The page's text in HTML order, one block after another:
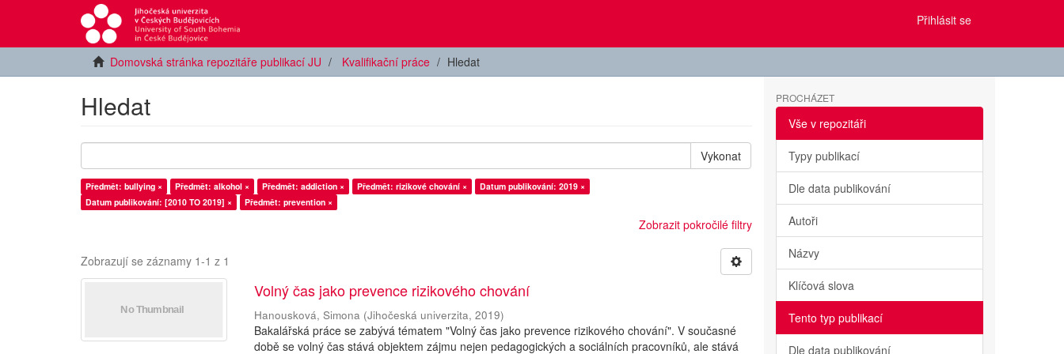
Přihlásit se
Domovská stránka repozitáře publikací JU Kvalifikační práce Hledat
Hledat
Vykonat
Předmět: bullying × Předmět: alkohol × Předmět: addiction × Předmět: rizikové chování ×
Datum publikování: 2019 ×
Datum publikování: [2010 TO 2019] ×
Předmět: prevention ×
Zobrazit pokročilé filtry
Zobrazují se záznamy 1-1 z 1
Volný čas jako prevence rizikového chování
Hanousková, Simona (Jihočeská univerzita,2019)
Bakalářská práce se zabývá tématem "Volný čas jako prevence rizikového chování". V současné
době se volný čas stává objektem zájmu nejen pedagogických a sociálních pracovníků, ale stává
PROCHÁZET
Vše v repozitáři
Typy publikací
Dle data publikování
Autoři
Názvy
Klíčová slova
Tento typ publikací
Dle data publikování